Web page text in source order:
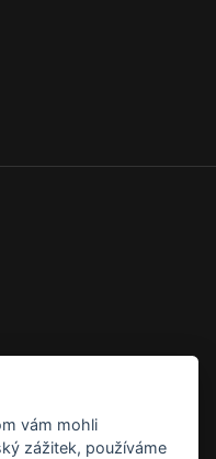
vám mohli
zážitek, používáme